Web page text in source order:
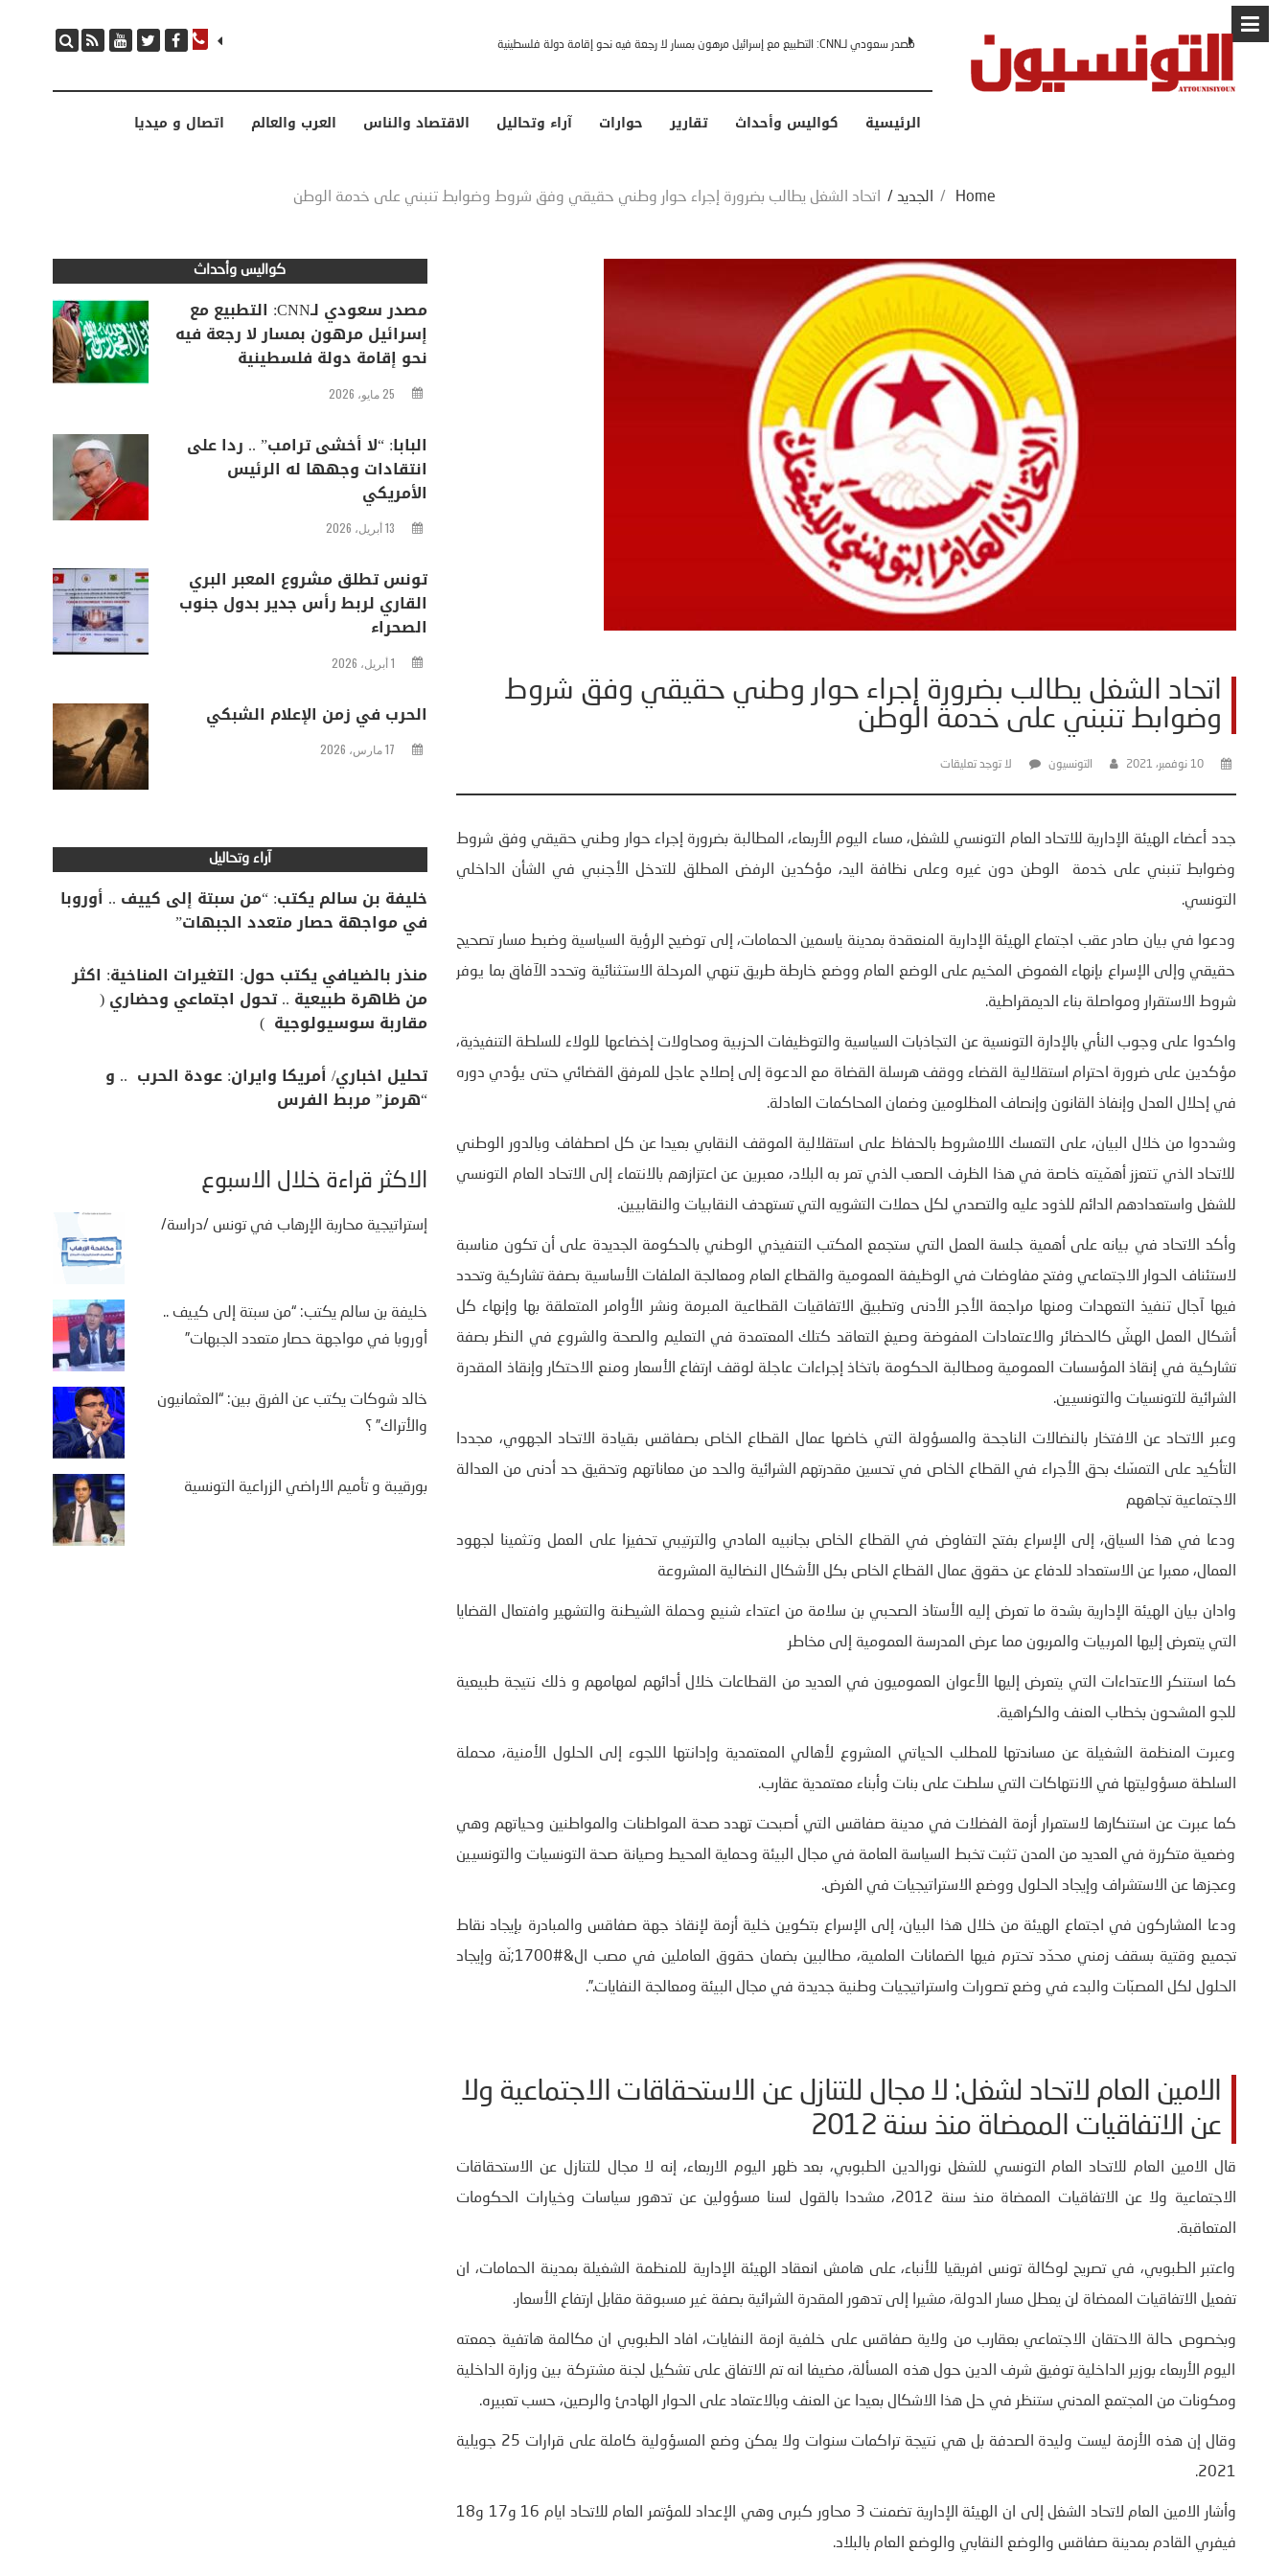
مصدر سعودي لـCNN: التطبيع مع إسرائيل مرهون بمسار لا رجعة فيه نحو إقامة دولة فلسطينية البابا: “لا أخشى ترامب” .. ردا على انتقادات وجهها له الرئيس الأمريكي
الرئيسية كواليس وأحداث تقارير حوارات آراء وتحاليل الاقتصاد والناس العرب والعالم اتصال و ميديا
Home
/ الجديد / اتحاد الشغل يطالب بضرورة إجراء حوار وطني حقيقي وفق شروط وضوابط تنبني على خدمة الوطن
اتحاد الشغل يطالب بضرورة إجراء حوار وطني حقيقي وفق شروط
وضوابط تنبني على خدمة الوطن
10 نوفمبر، 2021 التونسيون لا توجد تعليقات
جدد أعضاء الهيئة الإدارية للاتحاد العام التونسي للشغل، مساء اليوم الأربعاء، المطالبة بضرورة إجراء حوار وطني حقيقي وفق شروط
وضوابط تنبني على خدمة الوطن دون غيره وعلى نظافة اليد، مؤكدين الرفض المطلق للتدخل الأجنبي في الشأن الداخلي
التونسي.
ودعوا في بيان صادر عقب اجتماع الهيئة الإدارية المنعقدة بمدينة ياسمين الحمامات، إلى توضيح الرؤية السياسية وضبط مسار تصحيح
حقيقي وإلى الإسراع بإنهاء الغموض المخيم على الوضع العام ووضع خارطة طريق تنهي المرحلة الاستثنائية وتحدد الآفاق بما يوفر
شروط الاستقرار ومواصلة بناء الديمقراطية.
واكدوا على وجوب النأي بالإدارة التونسية عن التجاذبات السياسية والتوظيفات الحزبية ومحاولات إخضاعها للولاء للسلطة التنفيذية،
مؤكدين على ضرورة احترام استقلالية القضاء ووقف هرسلة القضاة مع الدعوة إلى إصلاح عاجل للمرفق القضائي حتى يؤدي دوره
في إحلال العدل وإنفاذ القانون وإنصاف المظلومين وضمان المحاكمات العادلة.
وشددوا من خلال البيان، على التمسك اللامشروط بالحفاظ على استقلالية الموقف النقابي بعيدا عن كل اصطفاف وبالدور الوطني
للاتحاد الذي تتعزز أهمّيته خاصة في هذا الظرف الصعب الذي تمر به البلاد، معبرين عن اعتزازهم بالانتماء إلى الاتحاد العام التونسي
للشغل واستعدادهم الدائم للذود عليه والتصدي لكل حملات التشويه التي تستهدف النقابيات والنقابيين.
وأكد الاتحاد في بيانه على أهمية جلسة العمل التي ستجمع المكتب التنفيذي الوطني بالحكومة الجديدة على أن تكون مناسبة
لاستئناف الحوار الاجتماعي وفتح مفاوضات في الوظيفة العمومية والقطاع العام ومعالجة الملفات الأساسية بصفة تشاركية وتحدد
فيها آجال تنفيذ التعهدات ومنها مراجعة الأجر الأدنى وتطبيق الاتفاقيات القطاعية المبرمة ونشر الأوامر المتعلقة بها وإنهاء كل
أشكال العمل الهشّ كالحضائر والاعتمادات المفوضة وصيغ التعاقد كتلك المعتمدة في التعليم والصحة والشروع في النظر بصفة
تشاركية في إنقاذ المؤسسات العمومية ومطالبة الحكومة باتخاذ إجراءات عاجلة لوقف ارتفاع الأسعار ومنع الاحتكار وإنقاذ المقدرة
الشرائية للتونسيات والتونسيين.
وعبر الاتحاد عن الافتخار بالنضالات الناجحة والمسؤولة التي خاضها عمال القطاع الخاص بصفاقس بقيادة الاتحاد الجهوي، مجددا
التأكيد على التمسّك بحق الأجراء في القطاع الخاص في تحسين مقدرتهم الشرائية والحد من معاناتهم وتحقيق حد أدنى من العدالة
الاجتماعية تجاههم
ودعا في هذا السياق، إلى الإسراع بفتح التفاوض في القطاع الخاص بجانبيه المادي والترتيبي تحفيزا على العمل وتثمينا لجهود
العمال، معبرا عن الاستعداد للدفاع عن حقوق عمال القطاع الخاص بكل الأشكال النضالية المشروعة
وادان بيان الهيئة الإدارية بشدة ما تعرض إليه الأستاذ الصحبي بن سلامة من اعتداء شنيع وحملة الشيطنة والتشهير وافتعال القضايا
التي يتعرض إليها المربيات والمربون مما عرض المدرسة العمومية إلى مخاطر
كما استنكر الاعتداءات التي يتعرض إليها الأعوان العموميون في العديد من القطاعات خلال أدائهم لمهامهم و ذلك نتيجة طبيعية
للجو المشحون بخطاب العنف والكراهية.
وعبرت المنظمة الشغيلة عن مساندتها للمطلب الحياتي المشروع لأهالي المعتمدية وإدانتها اللجوء إلى الحلول الأمنية، محملة
السلطة مسؤوليتها في الانتهاكات التي سلطت على بنات وأبناء معتمدية عقارب.
كما عبرت عن استنكارها لاستمرار أزمة الفضلات في مدينة صفاقس التي أصبحت تهدد صحة المواطنات والمواطنين وحياتهم وهي
وضعية متكررة في العديد من المدن تثبت تخبط السياسة العامة في مجال البيئة وحماية المحيط وصيانة صحة التونسيات والتونسيين
وعجزها عن الاستشراف وإيجاد الحلول ووضع الاستراتيجيات في الغرض.
ودعا المشاركون في اجتماع الهيئة من خلال هذا البيان، إلى الإسراع بتكوين خلية أزمة لإنقاذ جهة صفاقس والمبادرة بإيجاد نقاط
تجميع وقتية بسقف زمني محدّد تحترم فيها الضمانات العلمية، مطالبين بضمان حقوق العاملين في مصب ال&#1700;نّة وإيجاد
الحلول لكل المصبّات والبدء في وضع تصورات واستراتيجيات وطنية جديدة في مجال البيئة ومعالجة النفايات.”.
الامين العام لاتحاد لشغل: لا مجال للتنازل عن الاستحقاقات الاجتماعية ولا
عن الاتفاقيات الممضاة منذ سنة 2012
قال الامين العام للاتحاد العام التونسي للشغل نورالدين الطبوبي، بعد ظهر اليوم الاربعاء، إنه لا مجال للتنازل عن الاستحقاقات
الاجتماعية ولا عن الاتفاقيات الممضاة منذ سنة 2012، مشددا بالقول لسنا مسؤولين عن تدهور سياسات وخيارات الحكومات
المتعاقبة.
واعتبر الطبوبي، في تصريح لوكالة تونس افريقيا للأنباء، على هامش انعقاد الهيئة الإدارية للمنظمة الشغيلة بمدينة الحمامات، ان
تفعيل الاتفاقيات الممضاة لن يعطل مسار الدولة، مشيرا إلى تدهور المقدرة الشرائية بصفة غير مسبوقة مقابل ارتفاع الأسعار.
وبخصوص حالة الاحتقان الاجتماعي بعقارب من ولاية صفاقس على خلفية ازمة النفايات، افاد الطبوبي ان مكالمة هاتفية جمعته
اليوم الأربعاء بوزير الداخلية توفيق شرف الدين حول هذه المسألة، مضيفا انه تم الاتفاق على تشكيل لجنة مشتركة بين وزارة الداخلية
ومكونات من المجتمع المدني ستنظر في حل هذا الاشكال بعيدا عن العنف وبالاعتماد على الحوار الهادئ والرصين، حسب تعبيره.
وقال إن هذه الأزمة ليست وليدة الصدفة بل هي نتيجة تراكمات سنوات ولا يمكن وضع المسؤولية كاملة على قرارات 25 جويلية
2021.
وأشار الامين العام لاتحاد الشغل إلى ان الهيئة الإدارية تضمنت 3 محاور كبرى وهي الإعداد للمؤتمر العام للاتحاد ايام 16 و17 و18
فيفري القادم بمدينة صفاقس والوضع النقابي والوضع العام بالبلاد.
كواليس وأحداث
مصدر سعودي لـCNN: التطبيع مع
إسرائيل مرهون بمسار لا رجعة فيه
نحو إقامة دولة فلسطينية
25 مايو، 2026
البابا: “لا أخشى ترامب” .. ردا على
انتقادات وجهها له الرئيس
الأمريكي
13 أبريل، 2026
تونس تطلق مشروع المعبر البري
القاري لربط رأس جدير بدول جنوب
الصحراء
1 أبريل، 2026
الحرب في زمن الإعلام الشبكي
17 مارس، 2026
آراء وتحاليل
خليفة بن سالم يكتب: “من سبتة إلى كييف .. أوروبا
في مواجهة حصار متعدد الجبهات”
منذر بالضيافي يكتب حول: التغيرات المناخية: اكثر
من ظاهرة طبيعية .. تحول اجتماعي وحضاري (
مقاربة سوسيولوجية )
تحليل اخباري/ أمريكا وايران: عودة الحرب .. و
“هرمز” مربط الفرس
الأكثر قراءة خلال الأسبوع
إستراتيجية محاربة الإرهاب في تونس /دراسة/
خليفة بن سالم يكتب: “من سبتة إلى كييف ..
أوروبا في مواجهة حصار متعدد الجبهات”
خالد شوكات يكتب عن الفرق بين: “العثمانيون
والأتراك” ؟
بورقيبة و تأميم الاراضي الزراعية التونسية